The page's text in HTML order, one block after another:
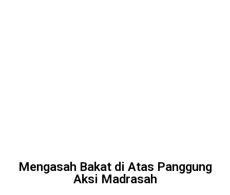
Mengasah Bakat di Atas Panggung
Aksi Madrasah